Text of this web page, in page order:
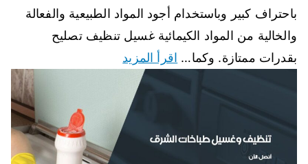
باحتراف كبير وباستخدام أجود المواد الطبيعية والفعالة
والخالية من المواد الكيمائية غسيل تنظيف تصليح
بقدرات ممتازة. وكما… اقرأ المزيد